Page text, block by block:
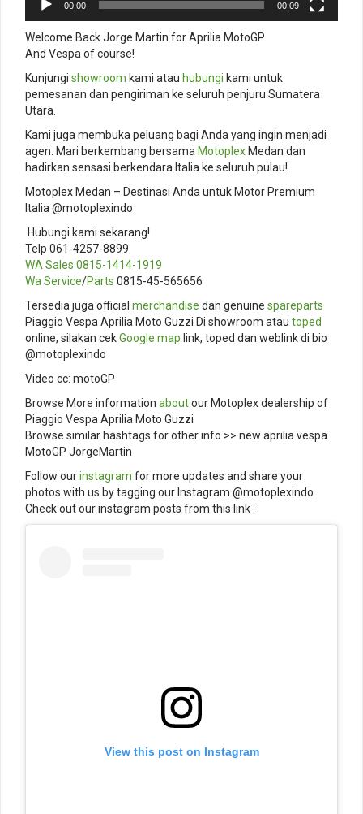
00:00 00:09
Welcome Back Jorge Martin for Aprilia MotoGP
And Vespa of course!
Kunjungi showroom kami atau hubungi kami untuk
pemesanan dan pengiriman ke seluruh penjuru Sumatera
Utara.
Kami juga membuka peluang bagi Anda yang ingin menjadi
agen. Mari berkembang bersama Motoplex Medan dan
hadirkan sensasi berkendara Italia ke seluruh pulau!
Motoplex Medan – Destinasi Anda untuk Motor Premium
Italia @motoplexindo
️ Hubungi kami sekarang!
Telp 061-4257-8899
WA Sales 0815-1414-1919
Wa Service/Parts 0815-45-565656
Tersedia juga official merchandise dan genuine spareparts
Piaggio Vespa Aprilia Moto Guzzi Di showroom atau toped
online, silakan cekGoogle map link, toped dan weblink di bio
@motoplexindo
Video cc: motoGP
Browse More information aboutour Motoplex dealership of
Piaggio Vespa Aprilia Moto Guzzi
Browse similar hashtags for other info >> new aprilia vespa
MotoGP JorgeMartin
Follow ourinstagram for more updates and share your
photos with us by tagging our Instagram @motoplexindo
Check out our instagram posts from this link :
View this post on Instagram